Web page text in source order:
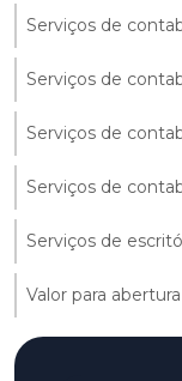
Serviços de
Serviços de
Serviços de
Serviços de
Serviços de
Valor para